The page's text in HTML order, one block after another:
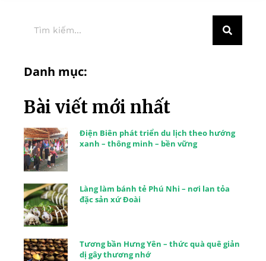
Danh mục:
Bài viết mới nhất
Điện Biên phát triển du lịch theo hướng
xanh – thông minh – bền vững
Làng làm bánh tẻ Phú Nhi – nơi lan tỏa
đặc sản xứ Đoài
Tương bần Hưng Yên – thức quà quê giản
dị gây thương nhớ